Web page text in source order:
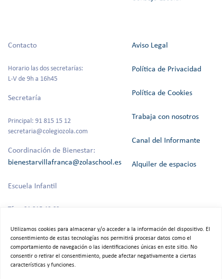
Utilizamos cookies para almacenar y/o acceder a la información del dispositivo. El
consentimiento de estas tecnologías nos permitirá procesar datos como el
comportamiento de navegación o las identificaciones únicas en este sitio. No
consentir o retirar el consentimiento, puede afectar negativamente a ciertas
características y funciones.
Contacto
Horario las dos secretarías:
L-V de 9h a 16h45
Secretaría
Principal: 91 815 15 12
secretaria@colegiozola.com
Coordinación de Bienestar:
bienestarvillafranca@zolaschool.es
Escuela Infantil
Tfno: 91 815 40 60
Aviso Legal
Política de Privacidad
Política de Cookies
Trabaja con nosotros
Canal del Informante
Alquiler de espacios
©2025 Colegio Bilingüe Zola Villafranca.
Todos los derechos reservados